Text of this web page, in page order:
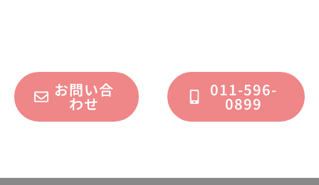
お問い合
わせ
011-596-
0899